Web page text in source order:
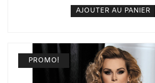
AJOUTER AU PANIER
PROMO!